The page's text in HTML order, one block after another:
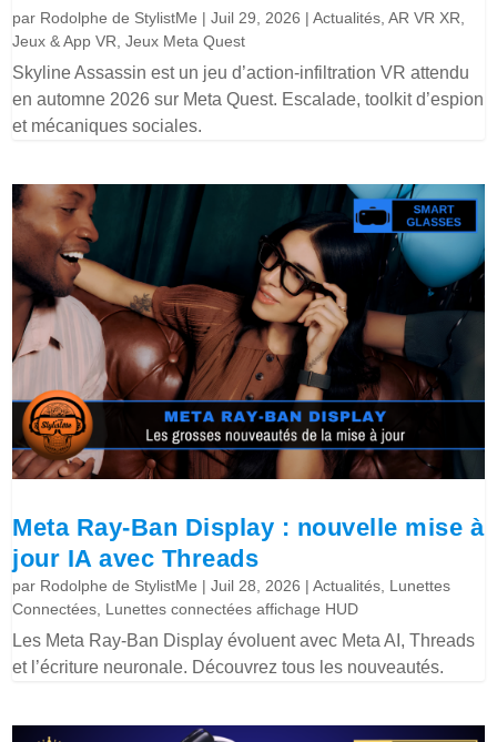
par Rodolphe de StylistMe |Juil 29, 2026 |Actualités ,AR VR XR
Jeux & App VR ,Jeux Meta Quest
Skyline Assassin est un jeu d’action-infiltration VR attendu
en automne 2026 sur Meta Quest. Escalade, toolkit d’espion
et mécaniques sociales.
Meta Ray-Ban Display : nouvelle mise à
jour IA avec Threads
par Rodolphe de StylistMe |Juil 28, 2026 |Actualités Lunettes
Connectées Lunettes connectées affichage HUD
Les Meta Ray-Ban Display évoluent avec Meta AI, Threads
et l’écriture neuronale. Découvrez tous les nouveautés.